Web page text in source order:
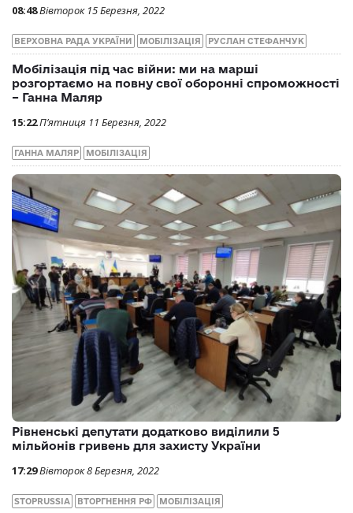
08:48Вівторок 15 Березня, 2022
ВЕРХОВНА РАДА УКРАЇНИ МОБІЛІЗАЦІЯ РУСЛАН СТЕФАНЧУК
Мобілізація під час війни: ми на марші
розгортаємо на повну свої оборонні спроможності
– Ганна Маляр
15:22П’ятниця 11 Березня, 2022
ГАННА МАЛЯР МОБІЛІЗАЦІЯ
Рівненські депутати додатково виділили 5
мільйонів гривень для захисту України
17:29Вівторок 8 Березня, 2022
STOPRUSSIA ВТОРГНЕННЯ РФ МОБІЛІЗАЦІЯ